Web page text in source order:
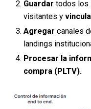
Guardar todos los
visitantes y
Agregar canales
landings
Procesar la
compra (PLTV).